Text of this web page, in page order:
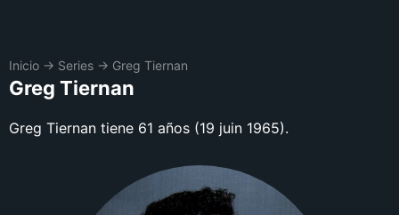
Inicio → Series → Greg Tiernan
Greg Tiernan
Greg Tiernan tiene 61 años (19 juin 1965).